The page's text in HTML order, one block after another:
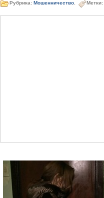
Рубрика: Мошенничество. Метки: